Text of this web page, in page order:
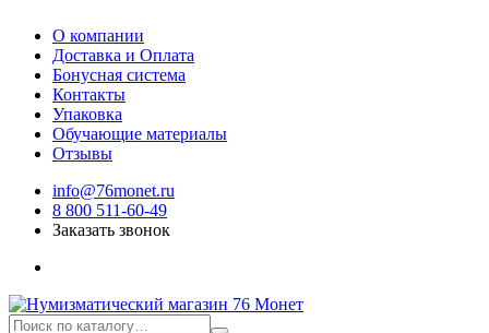
О компании
Доставка и Оплата
Бонусная система
Контакты
Упаковка
Обучающие материалы
Отзывы
info@76monet.ru
8 800 511-60-49
Заказать звонок